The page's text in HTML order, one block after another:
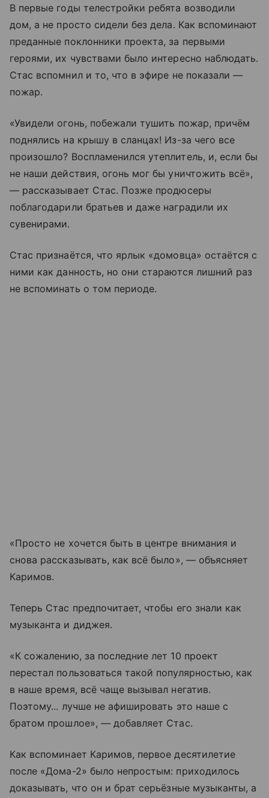
В первые годы телестройки ребята возводили
дом, а не просто сидели без дела. Как вспоминают
преданные поклонники проекта, за первыми
героями, их чувствами было интересно наблюдать.
Стас вспомнил и то, что в эфире не показали —
пожар.
«Увидели огонь, побежали тушить пожар, причём
поднялись на крышу в сланцах! Из-за чего все
произошло? Воспламенился утеплитель, и, если бы
не наши действия, огонь мог бы уничтожить всё»,
— рассказывает Стас. Позже продюсеры
поблагодарили братьев и даже наградили их
сувенирами.
Стас признаётся, что ярлык «домовца» остаётся с
ними как данность, но они стараются лишний раз
не вспоминать о том периоде.
«Просто не хочется быть в центре внимания и
снова рассказывать, как всё было», — объясняет
Каримов.
Теперь Стас предпочитает, чтобы его знали как
музыканта и диджея.
«К сожалению, за последние лет 10 проект
перестал пользоваться такой популярностью, как
в наше время, всё чаще вызывал негатив.
Поэтому... лучше не афишировать это наше с
братом прошлое», — добавляет Стас.
Как вспоминает Каримов, первое десятилетие
после «Дома-2» было непростым: приходилось
доказывать, что он и брат серьёзные музыканты, а